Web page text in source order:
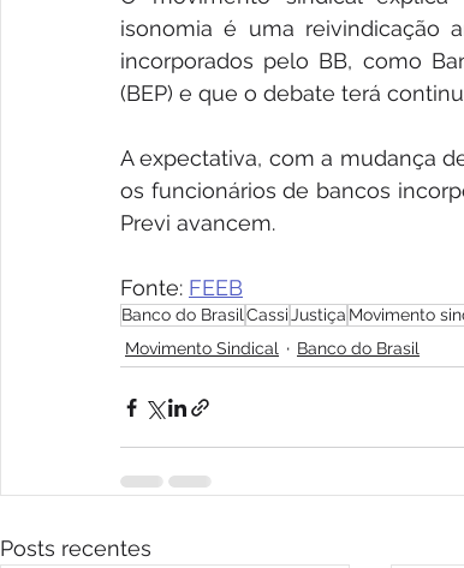
isonomia é uma reivindicação
incorporados pelo BB, como
(BEP) e que o debate terá
A expectativa, com a mudança
os funcionários de bancos
Previ avancem.
Fonte: FEEB
Banco do Brasil Cassi Justiça Movimento
Movimento Sindical
Banco do Brasil
Posts recentes